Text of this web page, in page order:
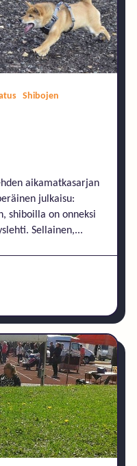
Shibojen
aikamatkasarjan
julkaisu:
shiboilla on onneksi
Sellainen,...